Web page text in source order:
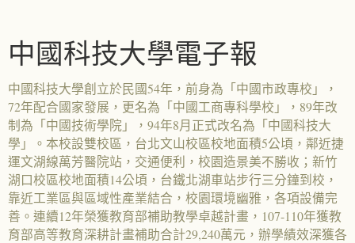
中國科技大學電子報
中國科技大學創立於民國54年，前身為「中國市政專校」，
72年配合國家發展，更名為「中國工商專科學校」，89年改
制為「中國技術學院」，94年8月正式改名為「中國科技大
學」。本校設雙校區，台北文山校區校地面積5公頃，鄰近捷
運文湖線萬芳醫院站，交通便利，校園造景美不勝收；新竹
湖口校區校地面積14公頃，台鐵北湖車站步行三分鐘到校，
靠近工業區與區域性產業結合，校園環境幽雅，各項設備完
善。連續12年榮獲教育部補助教學卓越計畫，107-110年獲教
育部高等教育深耕計畫補助合計29,240萬元，辦學績效深獲各